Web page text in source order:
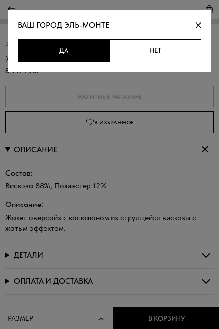
Артикул:
Жакет с капюшоном из вискозы
8 997 РУБ.
НАЛИЧИЕ В МАГАЗИНЕ
В ИЗБРАННОЕ
ОПИСАНИЕ
Состав:
Вискоза 88%, Полиэстер 12%
Описание:
Жакет оверсайз с капюшоном из струящейся вискозы с
жатым эффектом.
ДЕТАЛИ
ОПЛАТА И ДОСТАВКА
РАЗМЕР В КОРЗИНУ
ВАШ ГОРОДЭЛЬ-МОНТЕ
ДА НЕТ